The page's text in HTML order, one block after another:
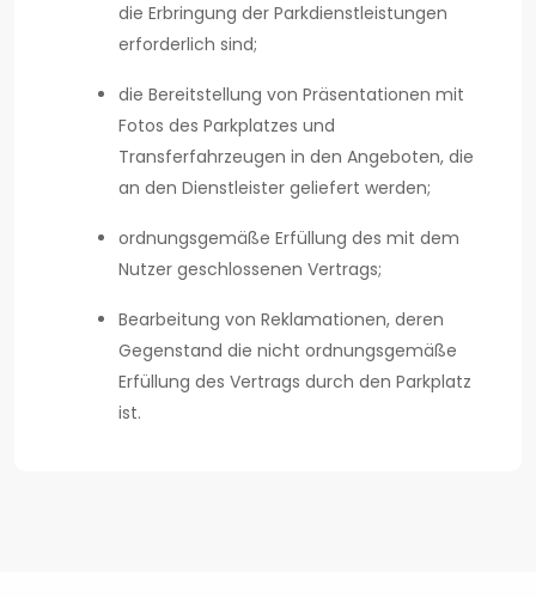
die Erbringung der Parkdienstleistungen
erforderlich sind;
die Bereitstellung von Präsentationen mit
Fotos des Parkplatzes und
Transferfahrzeugen in den Angeboten, die
an den Dienstleister geliefert werden;
ordnungsgemäße Erfüllung des mit dem
Nutzer geschlossenen Vertrags;
Bearbeitung von Reklamationen, deren
Gegenstand die nicht ordnungsgemäße
Erfüllung des Vertrags durch den Parkplatz
ist.